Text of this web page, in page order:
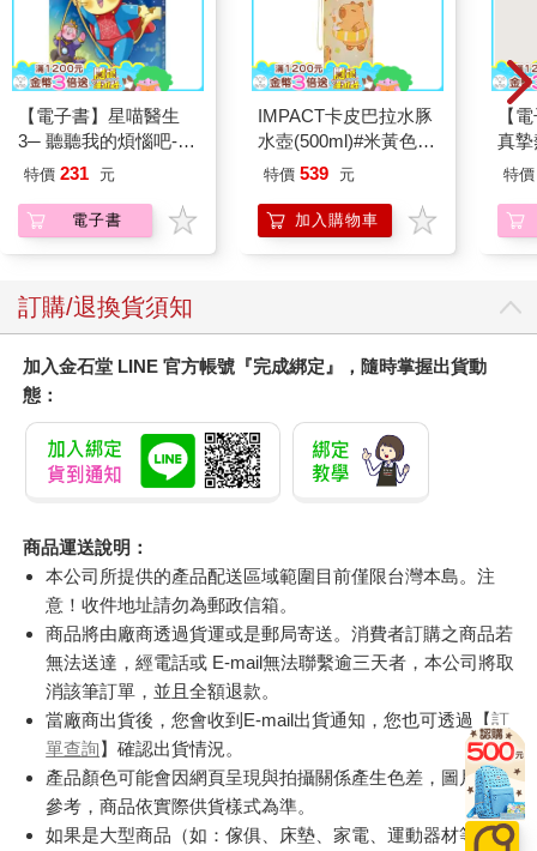
【電子書】星喵醫生
3─ 聽聽我的煩惱吧-實
現自我
特價 231 元
電子書
IMPACT卡皮巴拉水豚
水壺(500ml)#米黃色
IM00B18YL
特價 539 元
加入購物車
【
真
員
特價
訂購/退換貨須知
加入金石堂 LINE 官方帳號『完成綁定』，隨時掌握出貨動
態：
商品運送說明：
本公司所提供的產品配送區域範圍目前僅限台灣本島。注
意！收件地址請勿為郵政信箱。
商品將由廠商透過貨運或是郵局寄送。消費者訂購之商品若
無法送達，經電話或 E-mail無法聯繫逾三天者，本公司將取
消該筆訂單，並且全額退款。
當廠商出貨後，您會收到E-mail出貨通知，您也可透過【訂
單查詢】確認出貨情況。
產品顏色可能會因網頁呈現與拍攝關係產生色差，圖片僅供
參考，商品依實際供貨樣式為準。
如果是大型商品（如：傢俱、床墊、家電、運動器材等）及